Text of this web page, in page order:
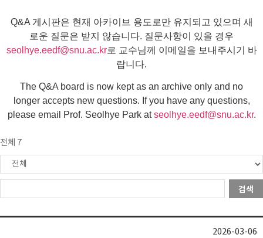
Q&A 게시판은 현재 아카이브 용도로만 유지되고 있으며 새
로운 질문은 받지 않습니다. 질문사항이 있을 경우
seolhye.eedf@snu.ac.kr로 교수님께 이메일을 보내주시기 바
랍니다.
The Q&A board is now kept as an archive only and no
longer accepts new questions. If you have any questions,
please email Prof. Seolhye Park atseolhye.eedf@snu.ac.kr.
전체 7
검색
2026-03-06